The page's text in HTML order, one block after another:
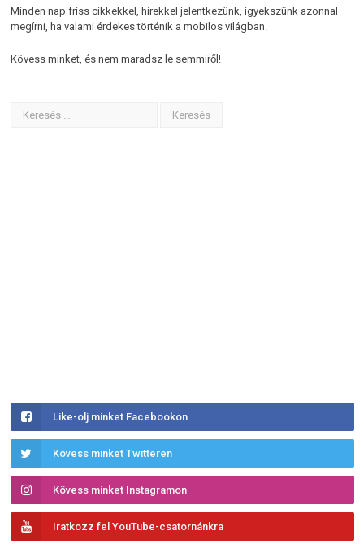
Minden nap friss cikkekkel, hírekkel jelentkezünk, igyekszünk azonnal
megírni, ha valami érdekes történik a mobilos világban.
Kövess minket, és nem maradsz le semmiről!
Like-olj minket Facebookon
Kövess minket Twitteren
Kövess minket Instagramon
Iratkozz fel YouTube-csatornánkra